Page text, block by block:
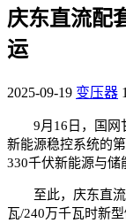
庆东直流配
运
2025-09-19 变压器
9月16日，国网
新能源稳控系统的
330千伏新能源与储
至此，庆东直
瓦/240万千瓦时新